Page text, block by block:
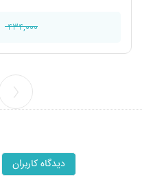
۴۳۴,۰۰۰
دیدگاه کاربران